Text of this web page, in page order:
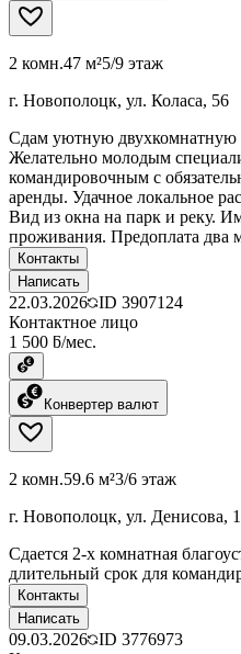
2 комн.47 м²5/9 этаж
г. Новополоцк, ул. Коласа, 56
Сдам уютную двухкомнатную
Желательно молодым
командировочным с
аренды. Удачное локальное
Вид из окна на парк и реку.
проживания. Предоплата два
Контакты
Написать
22.03.2026 ID 3907124
Контактное лицо
1 500 ƃ/мес.
Конвертер валют
2 комн.59.6 м²3/6 этаж
г. Новополоцк, ул. Денисова,
Сдается 2-х комнатная
длительный срок для
Контакты
Написать
09.03.2026 ID 3776973